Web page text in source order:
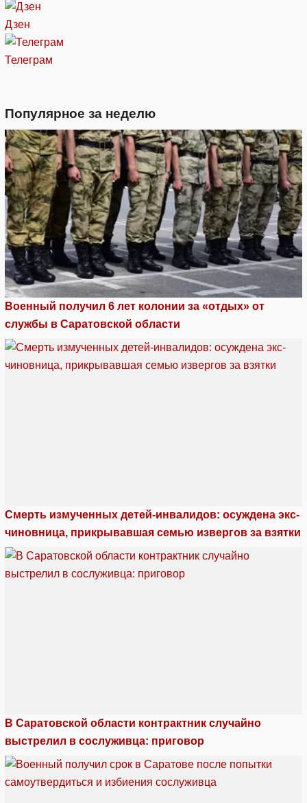
Дзен
Телеграм
Популярное за неделю
Военный получил 6 лет колонии за «отдых» от
службы в Саратовской области
Смерть измученных детей-инвалидов: осуждена экс-
чиновница, прикрывавшая семью извергов за взятки
В Саратовской области контрактник случайно
выстрелил в сослуживца: приговор